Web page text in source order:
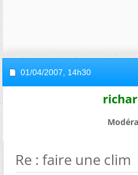
01/04/2007, 14h30
Re : faire une clim